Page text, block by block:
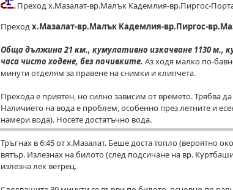
Преход х.Мазалат-вр.Малък Кадемлия-вр.Пиргос-
Преход х.Мазалат-вр.Малък Kадемлия-вр.Пиргос-
Обща дължина 21 км., кумулативно изкачване 1130 м.,
часа чисто ходене, без почивките. Аз ходя малко по-
минути отделям за правене на снимки и клипчета.
Прехода е приятен, но силно зависим от времето. Трябва
Наличието на вода е проблем, особенно през летните и
намери вода). Носете достатъчно вода.
Тръгнах в 6:45 от х.Мазалат. Беше доста топло (вероятно
вятър. Излезнах на билото (след подсичане на вр.
излезна лек ветрец.